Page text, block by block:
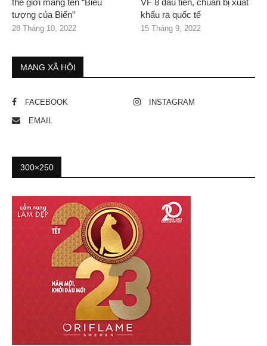
thế giới mang tên “Biểu
tượng của Biển”
28 Tháng 10, 2022
VF 8 đầu tiên, chuẩn bị xuất
khẩu ra quốc tế
15 Tháng 9, 2022
MẠNG XÃ HỘI
FACEBOOK INSTAGRAM
EMAIL
300×250